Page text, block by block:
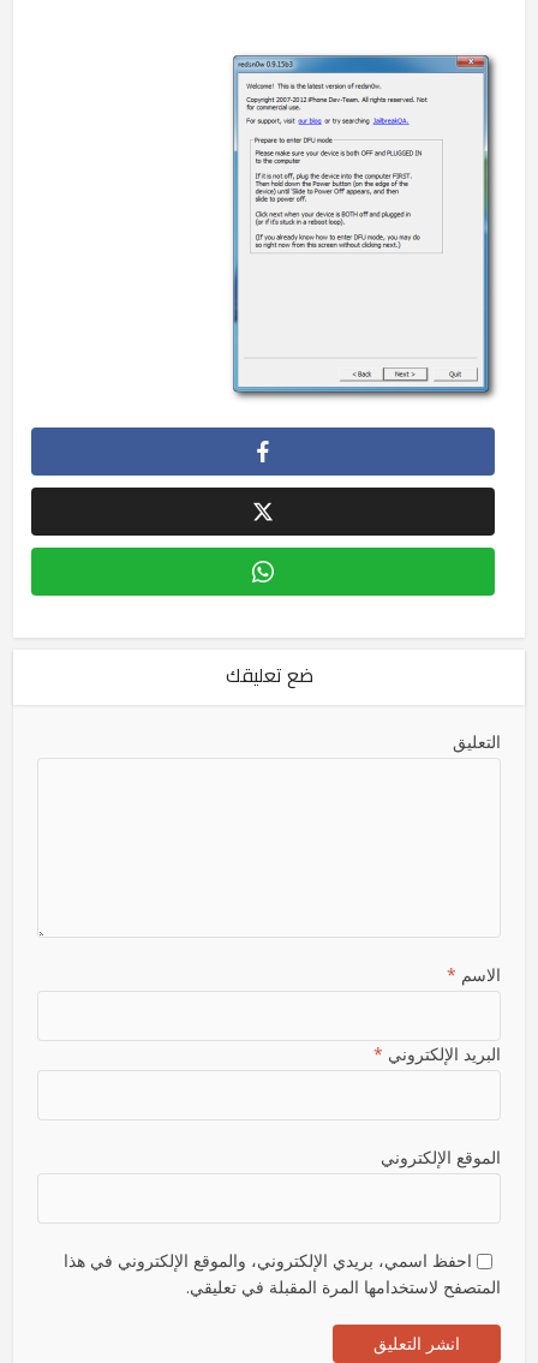
ضع تعليقك
التعليق
الاسم *
البريد الإلكتروني *
الموقع الإلكتروني
احفظ اسمي، بريدي الإلكتروني، والموقع الإلكتروني في هذا
المتصفح لاستخدامها المرة المقبلة في تعليقي.